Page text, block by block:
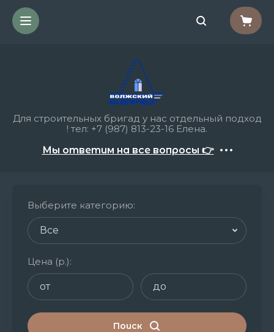
Для строительных бригад у нас отдельный подход
! тел: +7 (987) 813-23-16 Елена.
Мы ответим на все вопросы 👉
Выберите категорию:
Цена (р.):
Поиск